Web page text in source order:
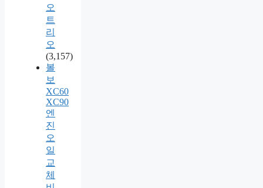
오
트
리
오
(3,157)
볼
보
XC60
XC90
엔
진
오
일
교
체